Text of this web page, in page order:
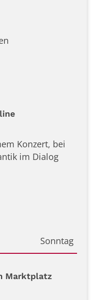
Konzert, bei
im Dialog
Sonntag
Marktplatz